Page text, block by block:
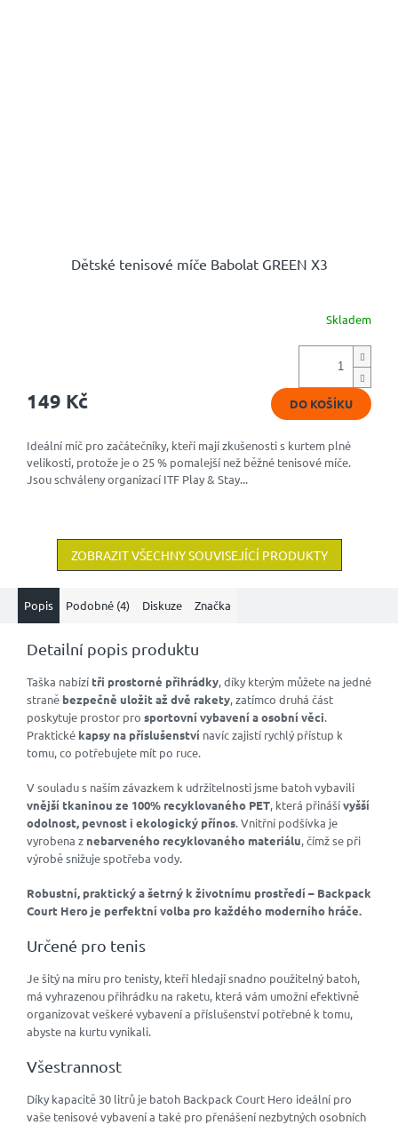
Dětské tenisové míče Babolat GREEN X3
Skladem
149 Kč DO KOŠÍKU
Ideální míč pro začátečníky, kteří mají zkušenosti s kurtem plné
velikosti, protože je o 25 % pomalejší než běžné tenisové míče.
Jsou schváleny organizací ITF Play & Stay...
ZOBRAZIT VŠECHNY SOUVISEJÍCÍ PRODUKTY
Popis Podobné (4) Diskuze Značka
Detailní popis produktu
Taška nabízítři prostorné přihrádky, díky kterým můžete na jedné
straně bezpečně uložit až dvě rakety, zatímco druhá část
poskytuje prostor pro sportovní vybavení a osobní věci.
Praktické kapsy na příslušenství navíc zajistí rychlý přístup k
tomu, co potřebujete mít po ruce.
V souladu s naším závazkem k udržitelnosti jsme batoh vybavili
vnější tkaninou ze 100% recyklovaného PET, která přinášívyšší
odolnost, pevnost i ekologický přínos. Vnitřní podšívka je
vyrobena z nebarveného recyklovaného materiálu, čímž se při
výrobě snižuje spotřeba vody.
Robustní, praktický a šetrný k životnímu prostředí – Backpack
Court Hero je perfektní volba pro každého moderního hráče.
Určené pro tenis
Je šitý na míru pro tenisty, kteří hledají snadno použitelný batoh,
má vyhrazenou přihrádku na raketu, která vám umožní efektivně
organizovat veškeré vybavení a příslušenství potřebné k tomu,
abyste na kurtu vynikali.
Všestrannost
Díky kapacitě 30 litrů je batoh Backpack Court Hero ideální pro
vaše tenisové vybavení a také pro přenášení nezbytných osobních